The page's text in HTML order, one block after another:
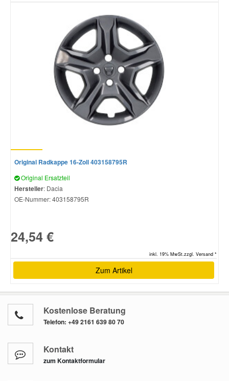
Original Radkappe 16-Zoll 403158795R
Original Ersatzteil
Hersteller: Dacia
OE-Nummer:403158795R
24,54 €
inkl. 19% MwSt.zzgl. Versand *
Zum Artikel
Kostenlose Beratung
Telefon: +49 2161 639 80 70
Kontakt
zum Kontaktformular